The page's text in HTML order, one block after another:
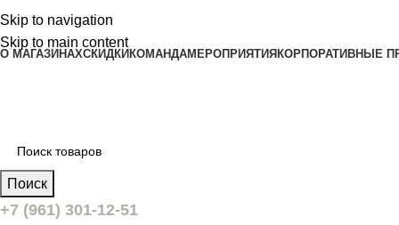
Skip to navigation
Skip to main content
О МАГАЗИНАХСКИДКИ КОМАНДАМЕРОПРИЯТИЯ КОРПОРАТИВНЫЕ
Поиск
+7 (961) 301-12-51